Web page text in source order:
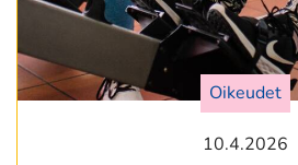
Oikeudet
10.4.2026